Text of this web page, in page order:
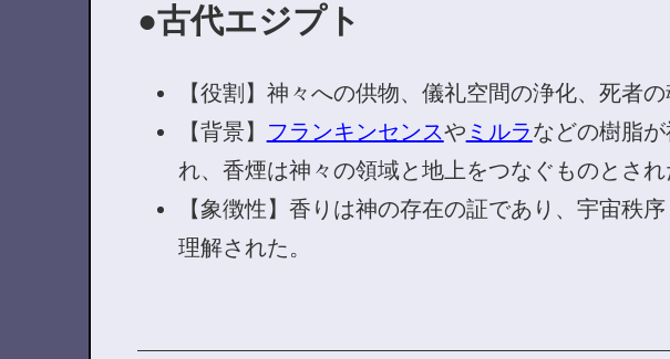
古代エジプト
【役割】神々への供物、儀礼空間の浄化、死者の
【背景】
フランキンセンスや ミルラなどの樹脂
れ、香煙は神々の領域と地上をつなぐものとされ
【象徴性】香りは神の存在の証であり、宇宙秩
理解された。